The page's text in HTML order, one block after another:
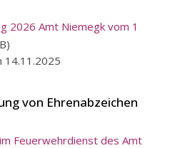
2026 Amt Niemegk vom 1
14.11.2025
von Ehrenabzeichen
Feuerwehrdienst des Amt